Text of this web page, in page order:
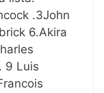
.3John
6.Akira
9 Luis